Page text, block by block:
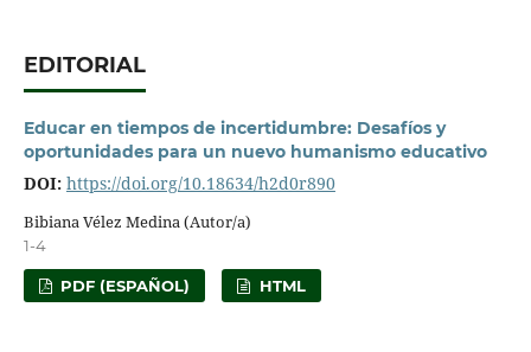
EDITORIAL
Educar en tiempos de incertidumbre: Desafíos y
oportunidades para un nuevo humanismo educativo
DOI: https://doi.org/10.18634/h2d0r890
Bibiana Vélez Medina (Autor/a)
1-4
PDF (ESPAÑOL) HTML